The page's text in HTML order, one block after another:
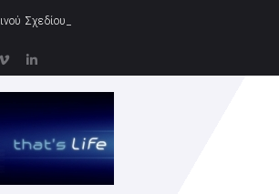
Σχεδίου Δράσης Ελλάδας – Κύπρου